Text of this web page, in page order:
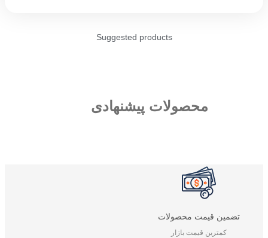
Suggested products
محصولات پیشنهادی
تضمین قیمت محصولات
کمترین قیمت بازار